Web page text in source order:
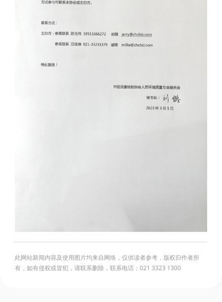
此网站新闻内容及使用图片均来自网络，仅供读者参考，版权归作者所
有，如有侵权或冒犯，请联系删除，联系电话：021 3323 1300